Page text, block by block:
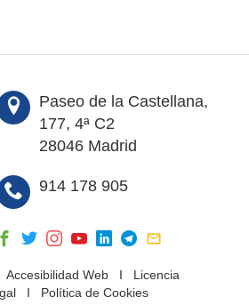
Paseo de la Castellana,
177, 4ª C2
28046 Madrid
914 178 905
Accesibilidad WebI Licencia
I Política de Cookies